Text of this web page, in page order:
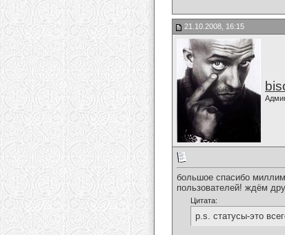
21.10.2008, 16:15
большое спасибо
пользователей! ждём
Цитата:
p.s. статусы-это